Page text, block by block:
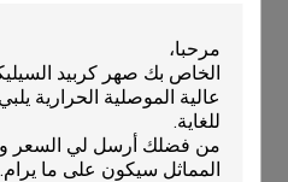
الحرارة؟ لدى كامتاي الحل المثالي لك!
اسم العلامة التجارية: KAMTAI
رقم الطراز: KTJQS
مكان المنشأ: الصين
شهادة: ISO 9001